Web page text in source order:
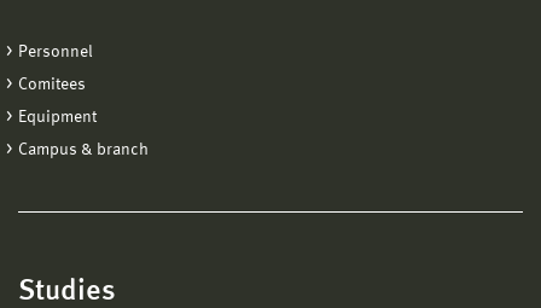
Personnel
Comitees
Equipment
Campus & branch
Studies